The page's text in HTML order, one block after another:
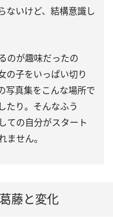
ないけど、結構意識し
のが趣味だったの
の子をいっぱい切り
写真集をこんな場所で
たり。そんなふう
ての自分がスタート
ません。
藤と変化